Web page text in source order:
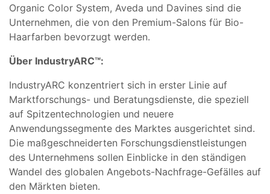
Organic Color System, Aveda und Davines sind die
Unternehmen, die von den Premium-Salons für Bio-
Haarfarben bevorzugt werden.
Über IndustryARC™:
IndustryARC konzentriert sich in erster Linie auf
Marktforschungs- und Beratungsdienste, die speziell
auf Spitzentechnologien und neuere
Anwendungssegmente des Marktes ausgerichtet sind.
Die maßgeschneiderten Forschungsdienstleistungen
des Unternehmens sollen Einblicke in den ständigen
Wandel des globalen Angebots-Nachfrage-Gefälles auf
den Märkten bieten.